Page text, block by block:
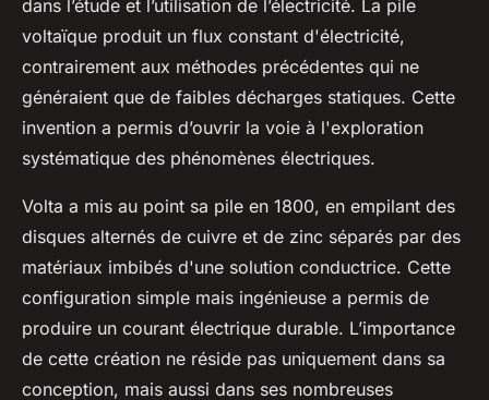
dans l’étude et l’utilisation de l’électricité. La pile
voltaïque produit un flux constant d'électricité,
contrairement aux méthodes précédentes qui ne
généraient que de faibles décharges statiques. Cette
invention a permis d’ouvrir la voie à l'exploration
systématique des phénomènes électriques.
Volta a mis au point sa pile en 1800, en empilant des
disques alternés de cuivre et de zinc séparés par des
matériaux imbibés d'une solution conductrice. Cette
configuration simple mais ingénieuse a permis de
produire un courant électrique durable. L’importance
de cette création ne réside pas uniquement dans sa
conception, mais aussi dans ses nombreuses